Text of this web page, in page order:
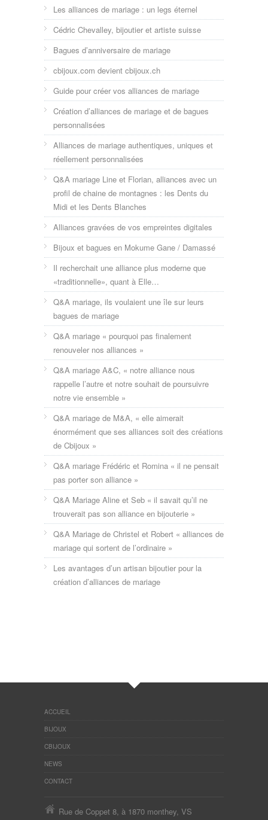
Les alliances de mariage : un legs éternel
Cédric Chevalley, bijoutier et artiste suisse
Bagues d’anniversaire de mariage
cbijoux.com devient cbijoux.ch
Guide pour créer vos alliances de mariage
Création d’alliances de mariage et de bagues
personnalisées
Alliances de mariage authentiques, uniques et
réellement personnalisées
Q&A mariage Line et Florian, alliances avec un
profil de chaine de montagnes : les Dents du
Midi et les Dents Blanches
Alliances gravées de vos empreintes digitales
Bijoux et bagues en Mokume Gane / Damassé
Il recherchait une alliance plus moderne que
«traditionnelle», quant à Elle…
Q&A mariage, ils voulaient une île sur leurs
bagues de mariage
Q&A mariage « pourquoi pas finalement
renouveler nos alliances »
Q&A mariage A&C, « notre alliance nous
rappelle l’autre et notre souhait de poursuivre
notre vie ensemble »
Q&A mariage de M&A, « elle aimerait
énormément que ses alliances soit des créations
de Cbijoux »
Q&A mariage Frédéric et Romina « il ne pensait
pas porter son alliance »
Q&A Mariage Aline et Seb « il savait qu’il ne
trouverait pas son alliance en bijouterie »
Q&A Mariage de Christel et Robert « alliances de
mariage qui sortent de l’ordinaire »
Les avantages d’un artisan bijoutier pour la
création d’alliances de mariage
ACCUEIL
BIJOUX
CBIJOUX
NEWS
CONTACT
Rue de Coppet 8, à 1870 monthey, VS